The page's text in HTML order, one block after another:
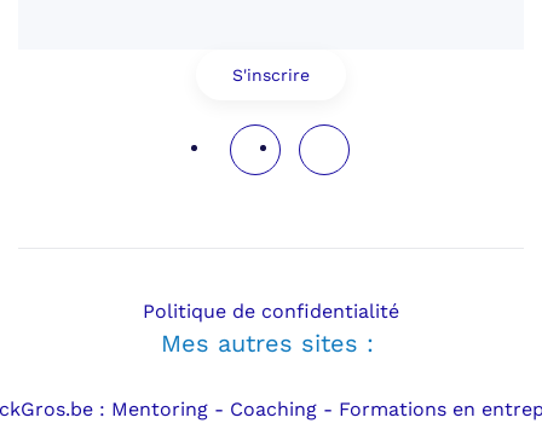
S'inscrire
Politique de confidentialité
Mes autres sites :
: Mentoring - Coaching - Formations en